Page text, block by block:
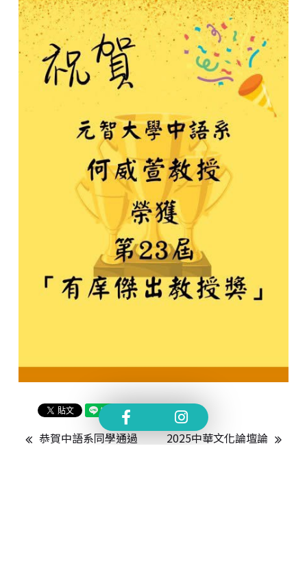
恭賀中語系同學通過
2025中華文化論壇論